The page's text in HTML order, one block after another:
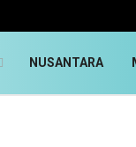
NUSANTARA